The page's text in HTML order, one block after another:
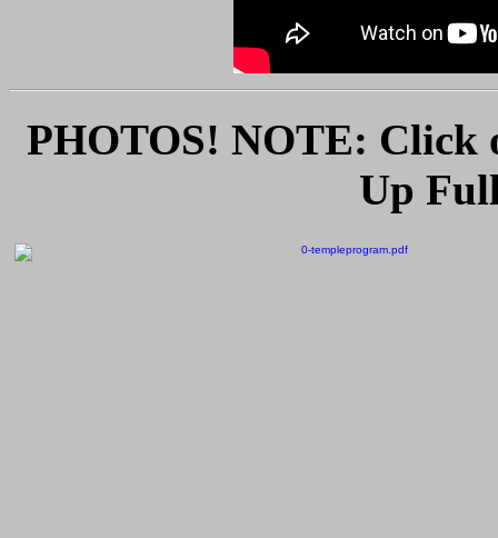
PHOTOS! NOTE: Click
Up